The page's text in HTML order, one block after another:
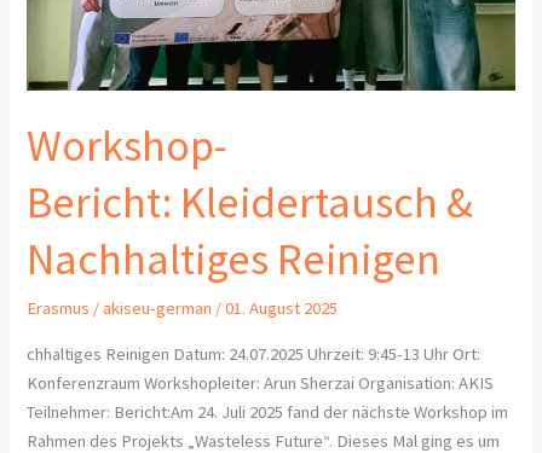
Workshop-
Bericht: Kleidertausch &
Nachhaltiges Reinigen
Erasmus /akiseu-german /01. August 2025
chhaltiges Reinigen Datum: 24.07.2025 Uhrzeit: 9:45-13 Uhr Ort:
Konferenzraum Workshopleiter: Arun Sherzai Organisation: AKIS
Teilnehmer: Bericht:Am 24. Juli 2025 fand der nächste Workshop im
Rahmen des Projekts „Wasteless Future“. Dieses Mal ging es um